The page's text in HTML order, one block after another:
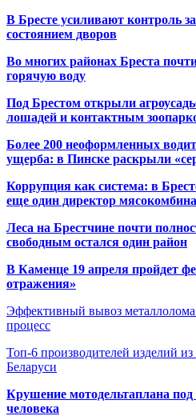
В Бресте усиливают контроль
состоянием дворов
Во многих районах Бреста
горячую воду
Под Брестом открыли
лошадей и контактным
Более 200 неоформленных
ущерба: в Пинске раскрыли
Коррупция как система: в
еще один директор
Леса на Брестчине почти
свободным остался один район
В Каменце 19 апреля пройдет
отражения»
Эффективный вывоз
процесс
Топ-6 производителей изделий
Беларуси
Крушение мотодельтаплана
человека